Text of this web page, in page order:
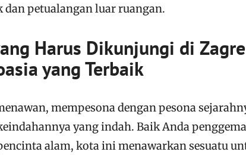
petualangan luar ruangan.
Harus Dikunjungi di
yang Terbaik
mempesona dengan pesona
yang indah. Baik Anda
alam, kota ini menawarkan sesuatu